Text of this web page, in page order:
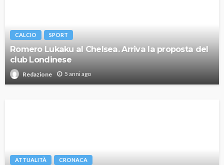
CALCIO SPORT
Romero Lukaku al Chelsea. Arriva la proposta del
club Londinese
Redazione 5 anni ago
ATTUALITÀ CRONACA